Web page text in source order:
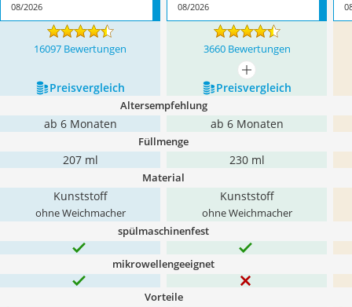
08/2026
08/2026
16097 Bewertungen 3660 Bewertungen
mehr anzeigen
Preis­vergleich
Preis­vergleich
Altersempfehlung
ab 6 Monaten ab 6 Monaten
Füllmenge
207 ml 230 ml
Material
Kunststoff
ohne Weichmacher
Kunststoff
ohne Weichmacher
spülmaschinenfest
mikrowellengeeignet
Vorteile